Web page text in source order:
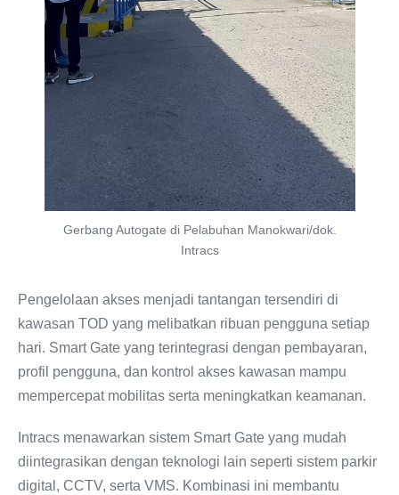
Gerbang Autogate di Pelabuhan Manokwari/dok.
Intracs
Pengelolaan akses menjadi tantangan tersendiri di
kawasan TOD yang melibatkan ribuan pengguna setiap
hari. Smart Gate yang terintegrasi dengan pembayaran,
profil pengguna, dan kontrol akses kawasan mampu
mempercepat mobilitas serta meningkatkan keamanan.
Intracs menawarkan sistem Smart Gate yang mudah
diintegrasikan dengan teknologi lain seperti sistem parkir
digital, CCTV, serta VMS. Kombinasi ini membantu